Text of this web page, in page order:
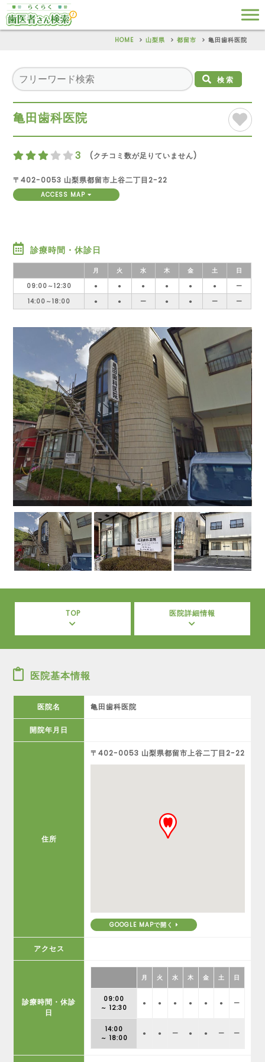
HOME 山梨県 都留市 亀田歯科医院
検索
亀田歯科医院
3 (クチコミ数が足りていません)
〒402-0053 山梨県都留市上谷二丁目2-22
ACCESS MAP
診療時間・休診日
月 火 水 木 金 土
日
09:00～12:30
● ● ● ● ● ●
ー
14:00～18:00
● ● ー ● ● ー ー
TOP 医院詳細情報
医院基本情報
医院名 亀田歯科医院
開院年月日
住所
〒402-0053 山梨県都留市上谷二丁目2-22
GOOGLE MAPで開く
アクセス
診療時間・休診
日
月 火 水 木 金 土 日
09:00
～ 12:30
● ● ● ● ● ● ー
14:00
～ 18:00
● ● ー ● ● ー ー